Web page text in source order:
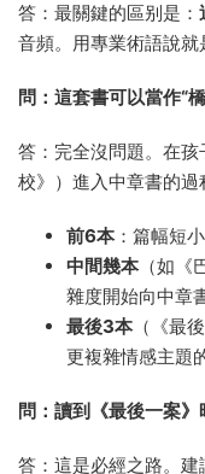
答：最關鍵的區别是：
音頻。用專業術語說就
問：這套書可以當作“
答：完全沒問題。在
校》）進入中章書的過
前6本：篇幅短
中間幾本（如《
雜度開始向中章
最後3本（《最
更複雜情感主題
問：讀到《最後一案
答：這是必經之路。建